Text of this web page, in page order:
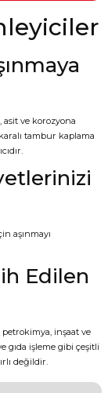
asit ve korozyona
tambur kaplama
aşınmayı
Edilen
inşaat ve
gıda işleme gibi çeşitli
değildir.